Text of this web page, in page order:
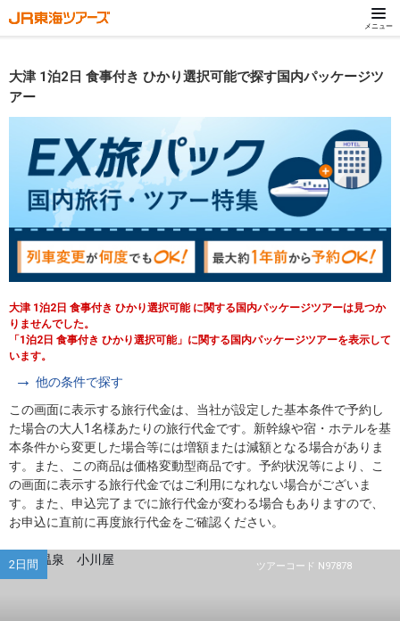
メニュー
大津 1泊2日 食事付き ひかり選択可能で探す国内パッケージツ
アー
大津 1泊2日 食事付き ひかり選択可能 に関する国内パッケージツアーは見つか
りませんでした。
「1泊2日 食事付き ひかり選択可能」に関する国内パッケージツアーを表示して
います。
他の条件で探す
この画面に表示する旅行代金は、当社が設定した基本条件で予約し
た場合の大人1名様あたりの旅行代金です。新幹線や宿・ホテルを基
本条件から変更した場合等には増額または減額となる場合がありま
す。また、この商品は価格変動型商品です。予約状況等により、こ
の画面に表示する旅行代金ではご利用になれない場合がございま
す。また、申込完了までに旅行代金が変わる場合もありますので、
お申込に直前に再度旅行代金をご確認ください。
ツアーコード N97878
2日間